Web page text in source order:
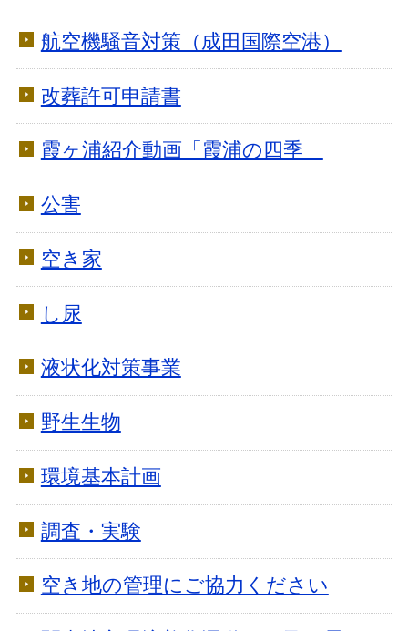
航空機騒音対策（成田国際空港）
改葬許可申請書
霞ヶ浦紹介動画「霞浦の四季」
公害
空き家
し尿
液状化対策事業
野生生物
環境基本計画
調査・実験
空き地の管理にご協力ください